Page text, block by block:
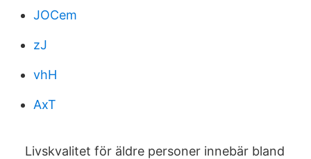
JOCem
zJ
vhH
AxT
Livskvalitet för äldre personer innebär bland